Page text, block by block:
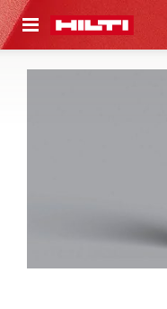
CONTENT